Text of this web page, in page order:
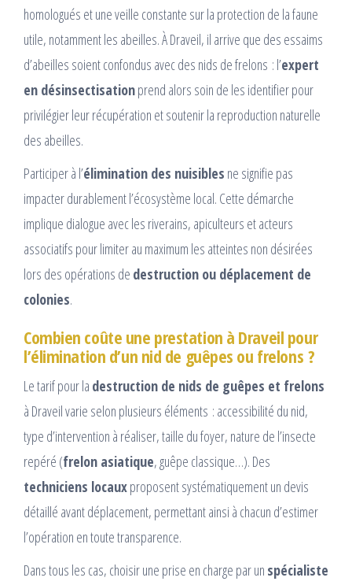
homologués et une veille constante sur la protection de la faune
utile, notamment les abeilles. À Draveil, il arrive que des essaims
d’abeilles soient confondus avec des nids de frelons : l’expert
en désinsectisationprend alors soin de les identifier pour
privilégier leur récupération et soutenir la reproduction naturelle
des abeilles.
Participer à l’élimination des nuisibles ne signifie pas
impacter durablement l’écosystème local. Cette démarche
implique dialogue avec les riverains, apiculteurs et acteurs
associatifs pour limiter au maximum les atteintes non désirées
lors des opérations de destruction ou déplacement de
colonies.
Combien coûte une prestation à Draveil pour
l’élimination d’un nid de guêpes ou frelons ?
Le tarif pour la destruction de nids de guêpes et frelons
à Draveil varie selon plusieurs éléments : accessibilité du nid,
type d’intervention à réaliser, taille du foyer, nature de l’insecte
repéré (frelon asiatique, guêpe classique…). Des
techniciens locauxproposent systématiquement un devis
détaillé avant déplacement, permettant ainsi à chacun d’estimer
l’opération en toute transparence.
Dans tous les cas, choisir une prise en charge par un spécialiste